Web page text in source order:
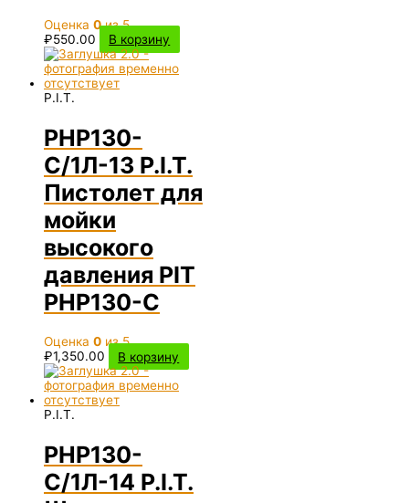
Оценка 0из 5
₽550.00 В корзину
P.I.T.
PHP130-
C/1Л-13 P.I.T.
Пистолет для
мойки
высокого
давления PIT
PHP130-C
Оценка 0 из 5
₽1,350.00 В корзину
P.I.T.
PHP130-
C/1Л-14 P.I.T.